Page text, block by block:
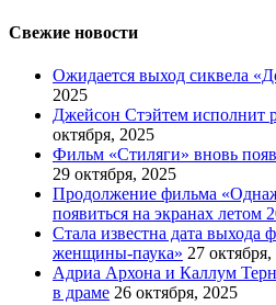
Свежие новости
Ожидается выход сиквела
2025
Джейсон Стэйтем исполнит
октября, 2025
Фильм «Стиляги» вновь
29 октября, 2025
Продолжение фильма
появиться на экранах летом
Стала известна дата выхода
женщины-паука» 27
Адриа Архона и Каллум
в драме 26 октября, 2025